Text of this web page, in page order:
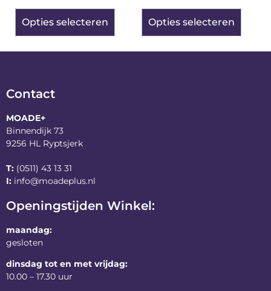
Opties selecteren Opties selecteren
Contact
MOADE+
Binnendijk 73
9256 HL Ryptsjerk
T: (0511) 43 13 31
I: info@moadeplus.nl
Openingstijden Winkel:
maandag:
gesloten
dinsdag tot en met vrijdag:
10.00 – 17.30 uur